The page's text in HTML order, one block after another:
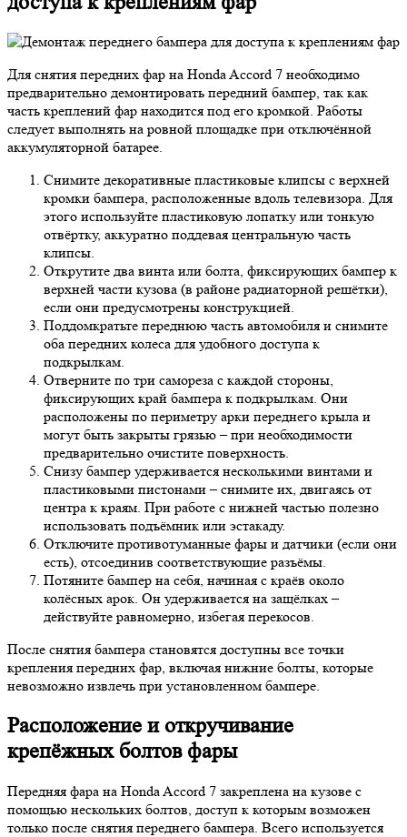
Для снятия передних фар на Honda Accord 7 необходимо
предварительно демонтировать передний бампер, так как
часть креплений фар находится под его кромкой. Работы
следует выполнять на ровной площадке при отключённой
аккумуляторной батарее.
Снимите декоративные пластиковые клипсы с верхней
кромки бампера, расположенные вдоль телевизора. Для
этого используйте пластиковую лопатку или тонкую
отвёртку, аккуратно поддевая центральную часть
клипсы.
Открутите два винта или болта, фиксирующих бампер к
верхней части кузова (в районе радиаторной решётки),
если они предусмотрены конструкцией.
Поддомкратьте переднюю часть автомобиля и снимите
оба передних колеса для удобного доступа к
подкрылкам.
Отверните по три самореза с каждой стороны,
фиксирующих край бампера к подкрылкам. Они
расположены по периметру арки переднего крыла и
могут быть закрыты грязью – при необходимости
предварительно очистите поверхность.
Снизу бампер удерживается несколькими винтами и
пластиковыми пистонами – снимите их, двигаясь от
центра к краям. При работе с нижней частью полезно
использовать подъёмник или эстакаду.
Отключите противотуманные фары и датчики (если они
есть), отсоединив соответствующие разъёмы.
Потяните бампер на себя, начиная с краёв около
колёсных арок. Он удерживается на защёлках –
действуйте равномерно, избегая перекосов.
После снятия бампера становятся доступны все точки
крепления передних фар, включая нижние болты, которые
невозможно извлечь при установленном бампере.
Расположение и откручивание
крепёжных болтов фары
Передняя фара на Honda Accord 7 закреплена на кузове с
помощью нескольких болтов, доступ к которым возможен
только после снятия переднего бампера. Всего используется